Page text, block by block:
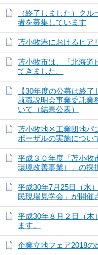
（終了しました）ク
者を募集しています
苫小牧港におけるヒア
苫小牧市は、「北海道
てきました。
【30年度の公募は終
就職説明会事業委託
いて（結果公表）
苫小牧地区工業団地
ポーザルの実施につい
平成３０年度「苫小牧
環境改善事業）」の採
平成30年7月25日（水
民現場見学会」が開催
平成30年８月２日（木
ます。
企業立地フェア2018の